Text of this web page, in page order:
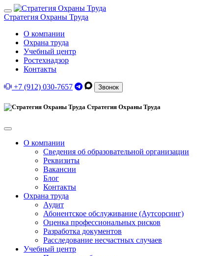
Стратегия Охраны Труда
О компании
Охрана труда
Учебный центр
Ростехнадзор
Контакты
+7 (912) 030-7657 Звонок
Стратегия Охраны Труда
О компании
Сведения об образовательной организации
Реквизиты
Вакансии
Блог
Контакты
Охрана труда
Аудит
Абонентское обслуживание (Аутсорсинг)
Оценка профессиональных рисков
Разработка документов
Расследование несчастных случаев
Учебный центр